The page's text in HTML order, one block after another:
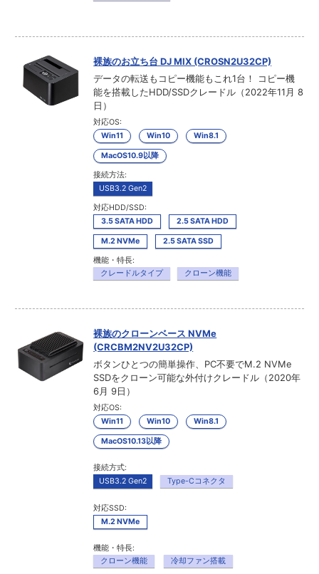
裸族のお立ち台 DJ MIX (CROSN2U32CP)
データの転送もコピー機能もこれ1台！ コピー機
能を搭載したHDD/SSDクレードル（2022年11月 8
日）
対応OS:
Win11
Win10 Win8.1
MacOS10.9以降
接続方法:
USB3.2 Gen2
対応HDD/SSD:
3.5 SATA HDD
2.5 SATA HDD
M.2 NVMe 2.5 SATA SSD
機能・特長:
クレードルタイプ
クローン機能
裸族のクローンベース NVMe
(CRCBM2NV2U32CP)
ボタンひとつの簡単操作、PC不要でM.2 NVMe
SSDをクローン可能な外付けクレードル（2020年
6月 9日）
対応OS:
Win11
Win10 Win8.1
MacOS10.13以降
接続方式:
USB3.2 Gen2
Type-Cコネクタ
対応SSD:
M.2 NVMe
機能・特長:
クローン機能
冷却ファン搭載